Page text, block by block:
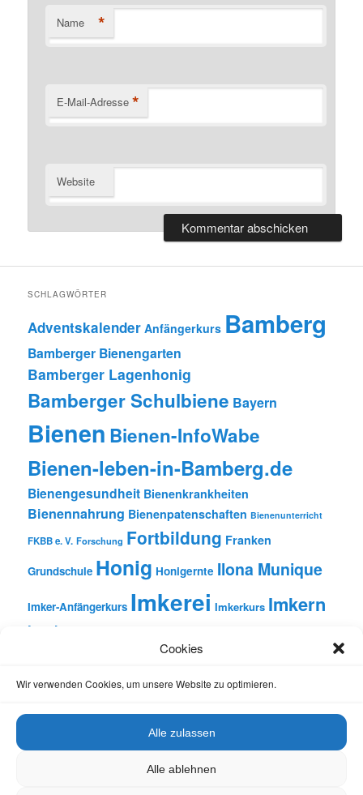
Cookies
Wir verwenden Cookies, um unsere Website zu optimieren.
Alle zulassen
Alle ablehnen
Name *
E-Mail-Adresse *
Website
SCHLAGWÖRTER
Adventskalender Anfängerkurs Bamberg
Bamberger Bienengarten
Bamberger Lagenhonig
Bamberger Schulbiene Bayern
Bienen Bienen-InfoWabe
Bienen-leben-in-Bamberg.de
Bienengesundheit Bienenkrankheiten
Bienennahrung Bienenpatenschaften Bienenunterricht
FKBB e. V. Forschung Fortbildung Franken
Grundschule Honig Honigernte Ilona Munique
Imker-Anfängerkurs Imkerei Imkerkurs Imkern
Insekten
Natur Oberfranken
Unterricht
Vortrag Wachs